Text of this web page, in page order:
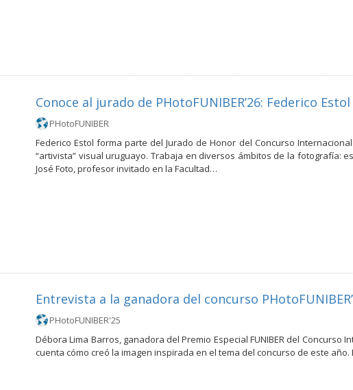
Conoce al jurado de PHotoFUNIBER’26: Federico Estol
PHotoFUNIBER
Federico Estol forma parte del Jurado de Honor del Concurso Internacional
“artivista” visual uruguayo. Trabaja en diversos ámbitos de la fotografía:
José Foto, profesor invitado en la Facultad…
Entrevista a la ganadora del concurso
PHotoFUNIBER'25
Débora Lima Barros, ganadora del Premio Especial FUNIBER del Concurso
cuenta cómo creó la imagen inspirada en el tema del concurso de este año.